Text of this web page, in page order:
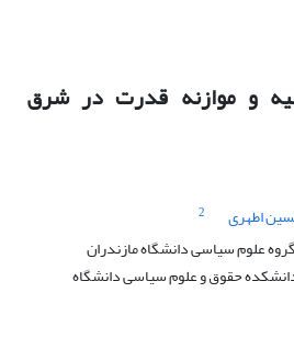
و موازنه قدرت در شرق
اطهری
2
علوم سیاسی دانشگاه مازندران
حقوق و علوم سیاسی دانشگاه